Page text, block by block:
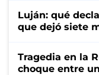
Luján: qué
que dejó siete
Tragedia en la
choque entre